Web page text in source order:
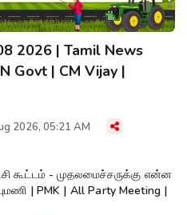
2026 | Tamil News
Govt | CM Vijay |
2026, 05:21 AM
கூட்டம் - முதலமைச்சருக்கு என்ன
| PMK | All Party Meeting |